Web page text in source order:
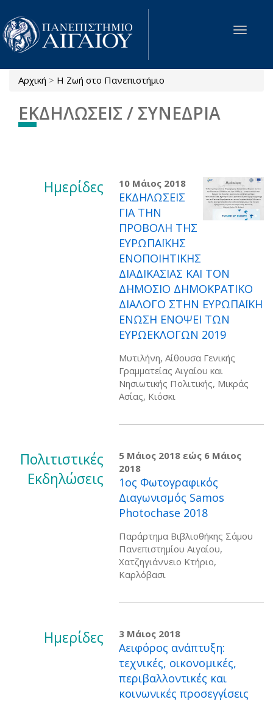
Παράκαμψη προς το κυρίως περιεχόμενο
Toggle
Είστε εδώ
Αρχική > Η Ζωή στο Πανεπιστήμιο
ΕΚΔΗΛΩΣΕΙΣ / ΣΥΝΕΔΡΙΑ
Ημερίδες 10 Μάιος 2018
ΕΚΔΗΛΩΣΕΙΣ
ΓΙΑ ΤΗΝ
ΠΡΟΒΟΛΗ ΤΗΣ
ΕΥΡΩΠΑΪΚΗΣ
ΕΝΟΠΟΙΗΤΙΚΗΣ
ΔΙΑΔΙΚΑΣΙΑΣ ΚΑΙ ΤΟΝ
ΔΗΜΟΣΙΟ ΔΗΜΟΚΡΑΤΙΚΟ
ΔΙΑΛΟΓΟ ΣΤΗΝ ΕΥΡΩΠΑΪΚΗ
ΕΝΩΣΗ ΕΝΟΨΕΙ ΤΩΝ
ΕΥΡΩΕΚΛΟΓΩΝ 2019
Μυτιλήνη, Αίθουσα Γενικής
Γραμματείας Αιγαίου και
Νησιωτικής Πολιτικής, Μικράς
Ασίας, Κιόσκι
Πολιτιστικές
Εκδηλώσεις
5 Μάιος 2018 εώς 6 Μάιος
2018
1ος Φωτογραφικός
Διαγωνισμός Samos
Photochase 2018
Παράρτημα Βιβλιοθήκης Σάμου
Πανεπιστημίου Αιγαίου,
Χατζηγιάννειο Κτήριο,
Καρλόβασι
Ημερίδες 3 Μάιος 2018
Αειφόρος ανάπτυξη:
τεχνικές, οικονομικές,
περιβαλλοντικές και
κοινωνικές προσεγγίσεις